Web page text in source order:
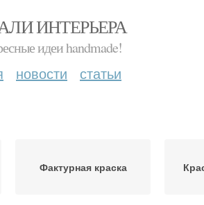
ИНТЕРЬЕРА
идеи handmade!
новости статьи
Фактурная краска